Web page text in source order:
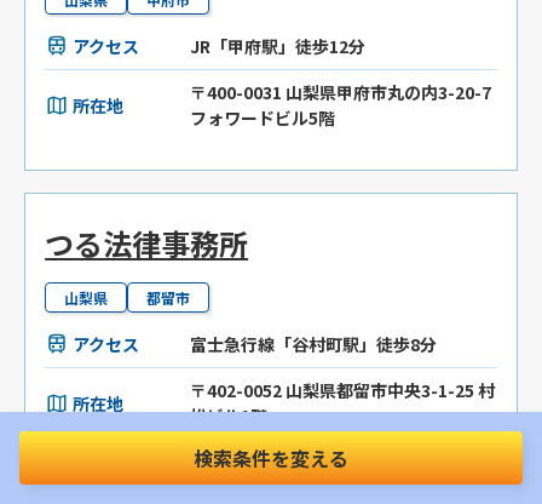
アクセス JR「甲府駅」徒歩12分
所在地
〒400-0031 山梨県甲府市丸の内3-20-7
フォワードビル5階
つる法律事務所
山梨県 都留市
アクセス 富士急行線「谷村町駅」徒歩8分
所在地
〒402-0052 山梨県都留市中央3-1-25 村
松ビル1階
検索条件を変える